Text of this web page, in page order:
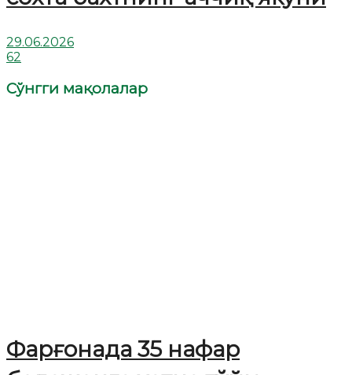
29.06.2026
62
Сўнгги мақолалар
Фарғонада 35 нафар